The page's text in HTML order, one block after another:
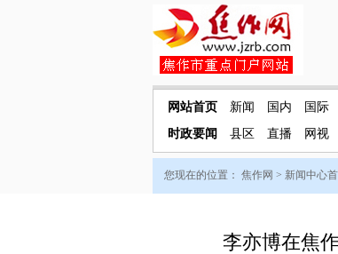
网站首页 新闻 国内 国际
时政要闻
县区 直播 网视
您现在的位置： 焦作网 > 新闻中心
李亦博在焦